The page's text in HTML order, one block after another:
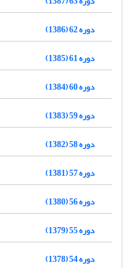
دوره 62 (1386)
دوره 61 (1385)
دوره 60 (1384)
دوره 59 (1383)
دوره 58 (1382)
دوره 57 (1381)
دوره 56 (1380)
دوره 55 (1379)
دوره 54 (1378)